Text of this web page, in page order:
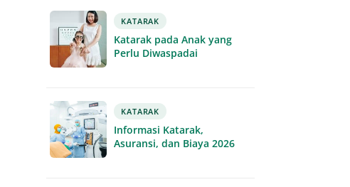
KATARAK
Katarak pada Anak yang
Perlu Diwaspadai
KATARAK
Informasi Katarak,
Asuransi, dan Biaya 2026